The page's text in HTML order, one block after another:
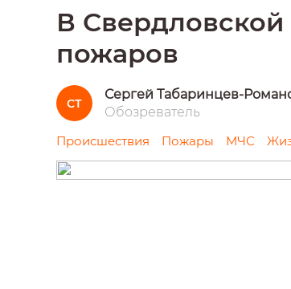
В Свердловской
пожаров
СТ
Сергей Табаринцев-
Обозреватель
Происшествия Пожары МЧС